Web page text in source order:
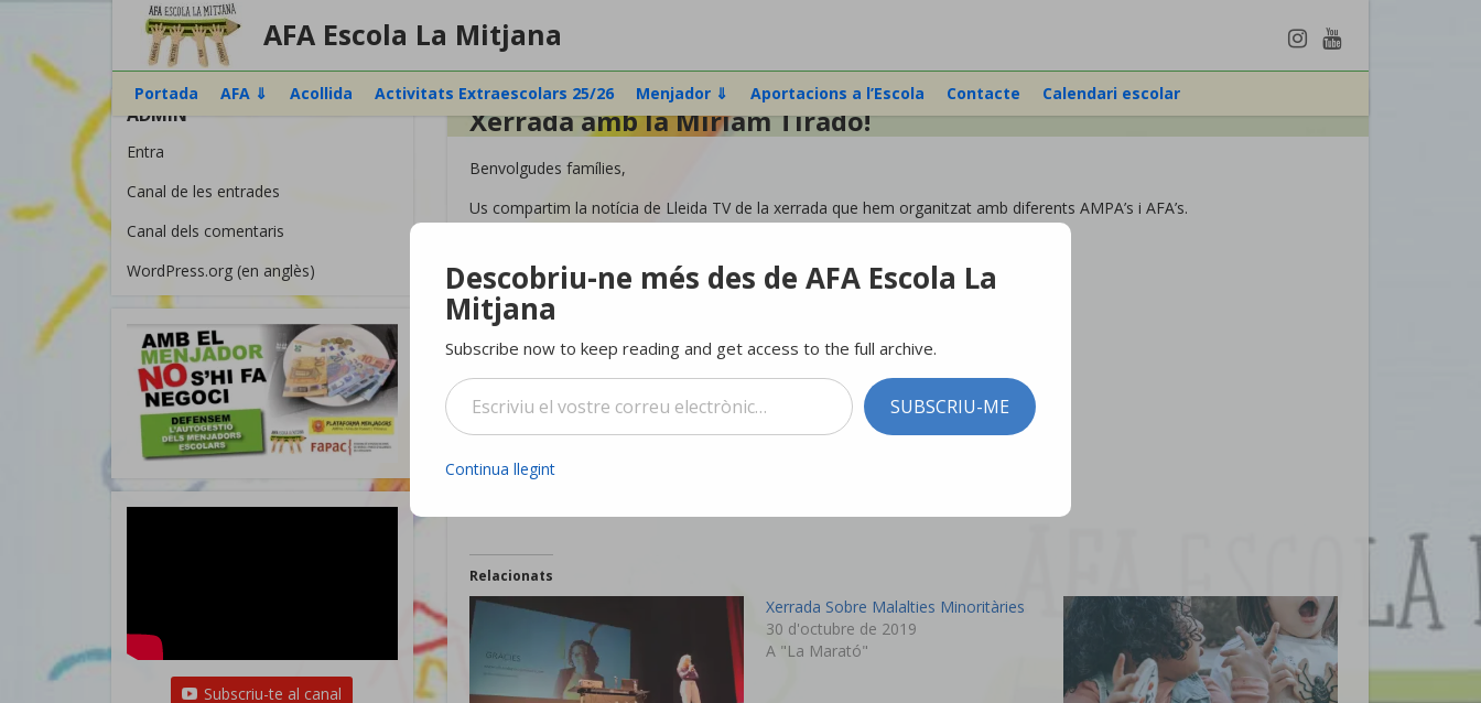
AFA Escola La Mitjana
Portada AFA ⇓ Acollida Activitats Extraescolars 25/26 Menjador ⇓ Aportacions a l’Escola Contacte Calendari escolar
Xerrada amb la Miriam Tirado!
Benvolgudes famílies,
Us compartim la notícia de Lleida TV de la xerrada que hem organitzat amb diferents AMPA’s i AFA’s.
Facebook X
Us agrada:
Relacionats
Xerrada Sobre Malalties Minoritàries
30 d'octubre de 2019
A "La Marató"
ADMIN
Entra
Canal de les entrades
Canal dels comentaris
WordPress.org (en anglès)
Subscriu-te al canal
Descobriu-ne més des de AFA Escola La
Mitjana
Subscribe now to keep reading and get access to the full archive.
Escriviu el vostre correu electrònic…
SUBSCRIU-ME
Continua llegint